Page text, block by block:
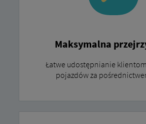
Maksymalna
Łatwe udostępnianie
pojazdów za